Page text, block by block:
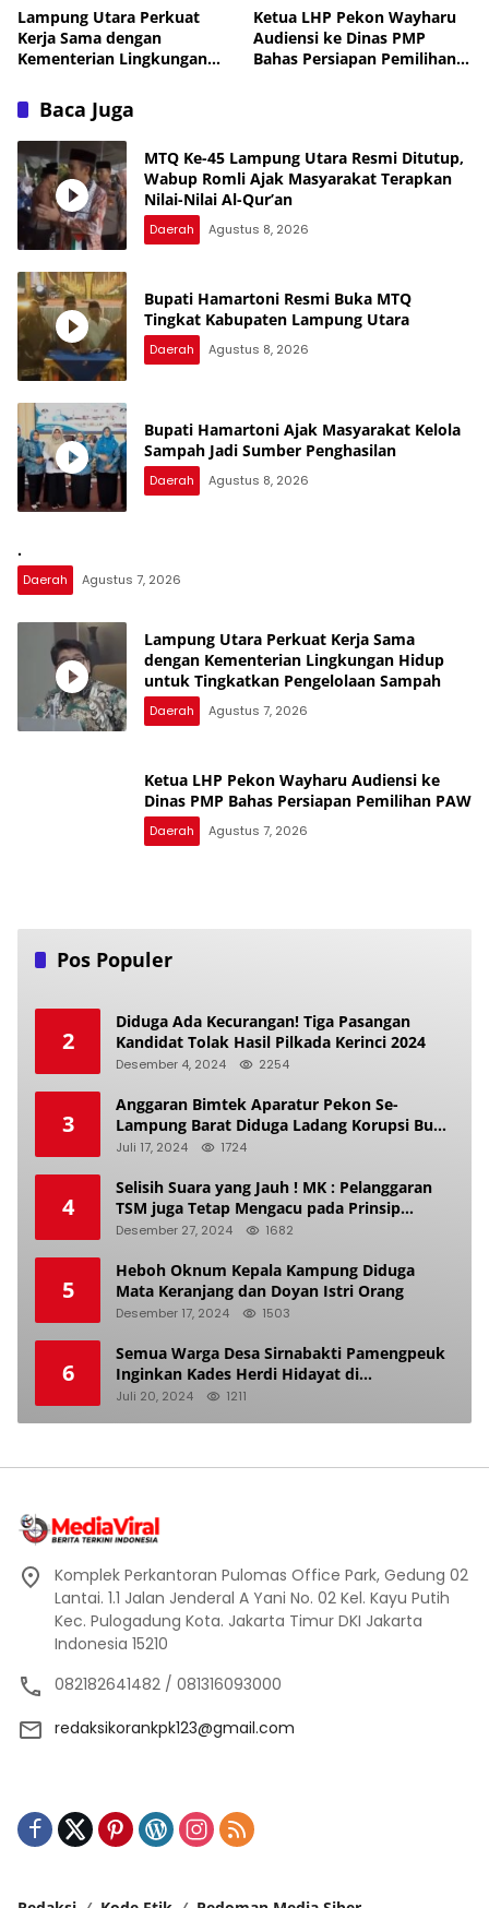
Lampung Utara Perkuat
Kerja Sama dengan
Kementerian Lingkungan
Pengelolaan Sampah
Ketua LHP Pekon Wayharu
Audiensi ke Dinas PMP
Bahas Persiapan Pemilihan
Baca Juga
MTQ Ke-45 Lampung Utara Resmi Ditutup,
Wabup Romli Ajak Masyarakat Terapkan
Nilai-Nilai Al-Qur’an
Daerah Agustus 8, 2026
Bupati Hamartoni Resmi Buka MTQ
Tingkat Kabupaten Lampung Utara
Daerah Agustus 8, 2026
Bupati Hamartoni Ajak Masyarakat Kelola
Sampah Jadi Sumber Penghasilan
Daerah Agustus 8, 2026
.
Daerah Agustus 7, 2026
Lampung Utara Perkuat Kerja Sama
dengan Kementerian Lingkungan Hidup
untuk Tingkatkan Pengelolaan Sampah
Daerah Agustus 7, 2026
Ketua LHP Pekon Wayharu Audiensi ke
Dinas PMP Bahas Persiapan Pemilihan PAW
Daerah Agustus 7, 2026
Pos Populer
2
Diduga Ada Kecurangan! Tiga Pasangan
Kandidat Tolak Hasil Pilkada Kerinci 2024
Desember 4, 2024 2254
3
Anggaran Bimtek Aparatur Pekon Se-
Lampung Barat Diduga Ladang Korupsi Buat
Makan Anak Istri
Juli 17, 2024 1724
4
Selisih Suara yang Jauh ! MK : Pelanggaran
TSM juga Tetap Mengacu pada Prinsip
Keadilan Pemilu
Desember 27, 2024 1682
5
Heboh Oknum Kepala Kampung Diduga
Mata Keranjang dan Doyan Istri Orang
Desember 17, 2024 1503
6
Semua Warga Desa Sirnabakti Pamengpeuk
Inginkan Kades Herdi Hidayat di
Berhentikan Dari Jabatan nya
Juli 20, 2024 1211
Komplek Perkantoran Pulomas Office Park, Gedung 02
Lantai. 1.1 Jalan Jenderal A Yani No. 02 Kel. Kayu Putih
Kec. Pulogadung Kota. Jakarta Timur DKI Jakarta
Indonesia 15210
082182641482 / 081316093000
redaksikorankpk123@gmail.com